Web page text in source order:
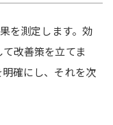
を測定します。効
改善策を立てま
確にし、それを次